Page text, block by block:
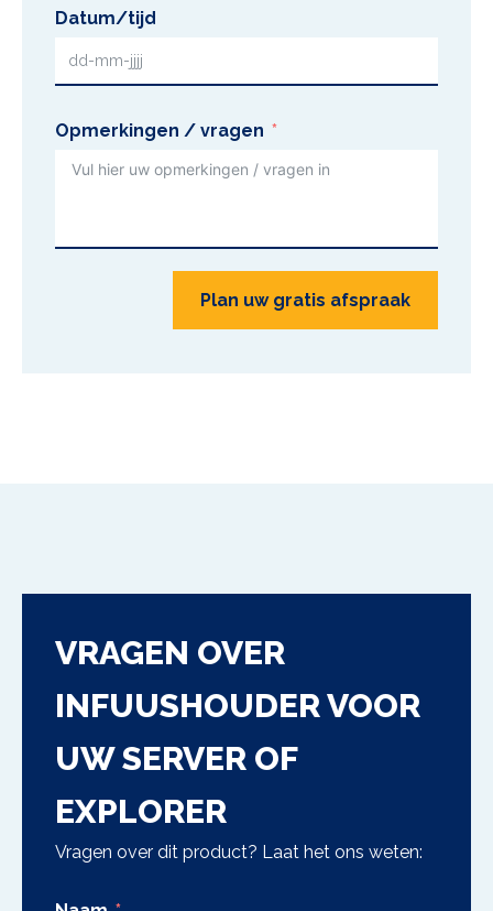
Datum/tijd
Opmerkingen / vragen
Plan uw gratis afspraak
VRAGEN OVER
INFUUSHOUDER VOOR
UW SERVER OF
EXPLORER
Vragen over dit product? Laat het ons weten: